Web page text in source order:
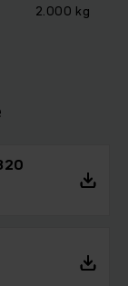
2.000 kg